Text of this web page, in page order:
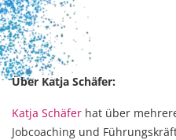
Über Katja Schäfer:
Katja Schäfer hat über
Jobcoaching und